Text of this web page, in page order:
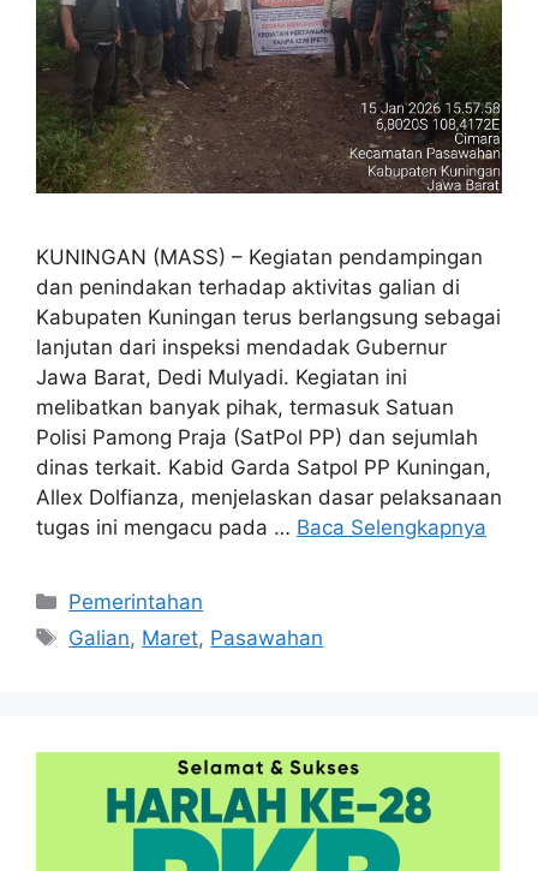
KUNINGAN (MASS) – Kegiatan pendampingan
dan penindakan terhadap aktivitas galian di
Kabupaten Kuningan terus berlangsung sebagai
lanjutan dari inspeksi mendadak Gubernur
Jawa Barat, Dedi Mulyadi. Kegiatan ini
melibatkan banyak pihak, termasuk Satuan
Polisi Pamong Praja (SatPol PP) dan sejumlah
dinas terkait. Kabid Garda Satpol PP Kuningan,
Allex Dolfianza, menjelaskan dasar pelaksanaan
tugas ini mengacu pada … Baca Selengkapnya
Kategori
Pemerintahan
Tag
Galian, Maret, Pasawahan